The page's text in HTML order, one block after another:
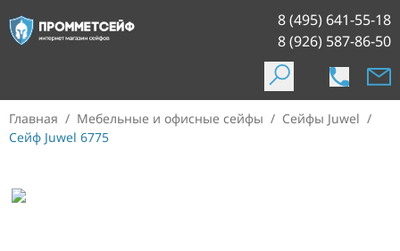
8 (495) 641-55-18
8 (926) 587-86-50
Главная / Мебельные и офисные сейфы / Сейфы Juwel /
Сейф Juwel 6775